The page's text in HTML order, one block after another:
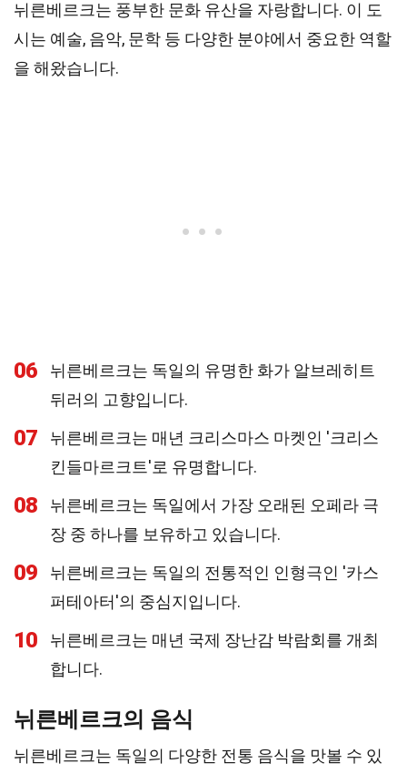
뉘른베르크는 풍부한 문화 유산을 자랑합니다. 이 도
시는 예술, 음악, 문학 등 다양한 분야에서 중요한 역할
을 해왔습니다.
06
뉘른베르크는 독일의 유명한 화가 알브레히트
뒤러의 고향입니다.
07
뉘른베르크는 매년 크리스마스 마켓인 '크리스
킨들마르크트'로 유명합니다.
08
뉘른베르크는 독일에서 가장 오래된 오페라 극
장 중 하나를 보유하고 있습니다.
09
뉘른베르크는 독일의 전통적인 인형극인 '카스
퍼테아터'의 중심지입니다.
10
뉘른베르크는 매년 국제 장난감 박람회를 개최
합니다.
뉘른베르크의 음식
뉘른베르크는 독일의 다양한 전통 음식을 맛볼 수 있